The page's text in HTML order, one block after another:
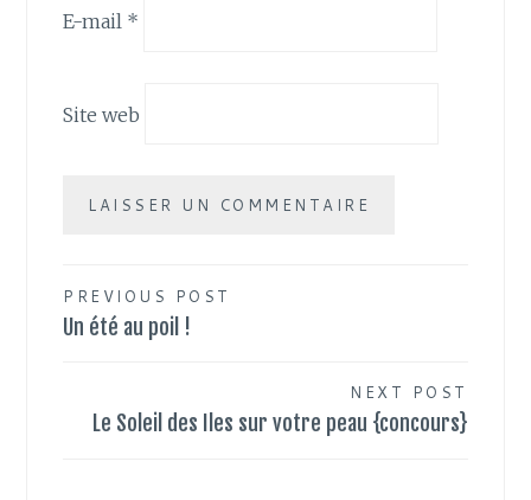
E-mail *
Site web
Navigation
de
PREVIOUS POST
Un été au poil !
NEXT POST
Le Soleil des Iles sur votre peau {concours}